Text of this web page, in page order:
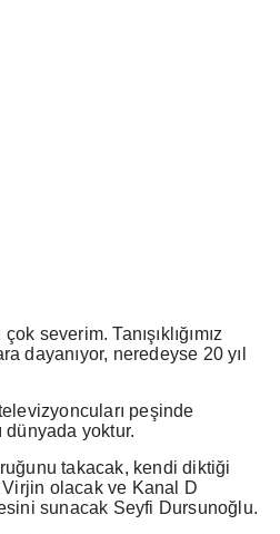
severim. Tanışıklığımız
dayanıyor, neredeyse 20 yıl
peşinde
dünyada yoktur.
takacak, kendi diktiği
olacak ve Kanal D
sunacak Seyfi Dursunoğlu.